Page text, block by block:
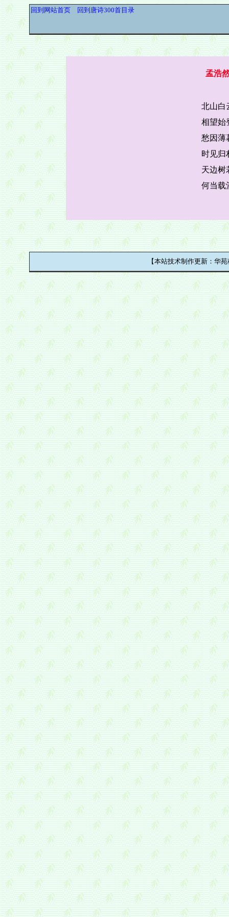
回到网站首页 回到唐诗300首目录
孟浩
北山白
相望始
愁因薄
时见归
天边树
何当载
【本站技术制作更新：华